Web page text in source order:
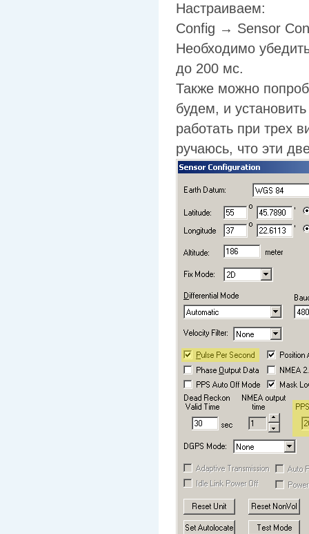
Настраиваем:
Config → Sensor
Необходимо
до 200 мс.
Также можно
будем, и
работать при трех
ручаюсь, что эти